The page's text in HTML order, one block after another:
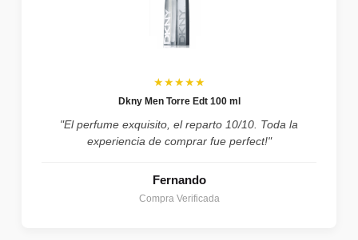
★★★★★
Dkny Men Torre Edt 100 ml
"El perfume exquisito, el reparto 10/10. Toda la
experiencia de comprar fue perfect!"
Fernando
Compra Verificada